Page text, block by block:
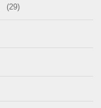
(29)